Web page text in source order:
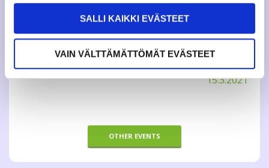
SALLI KAIKKI EVÄSTEET
VAIN VÄLTTÄMÄTTÖMÄT EVÄSTEET
INFO
When?
Monday
15.3.2021
OTHER EVENTS